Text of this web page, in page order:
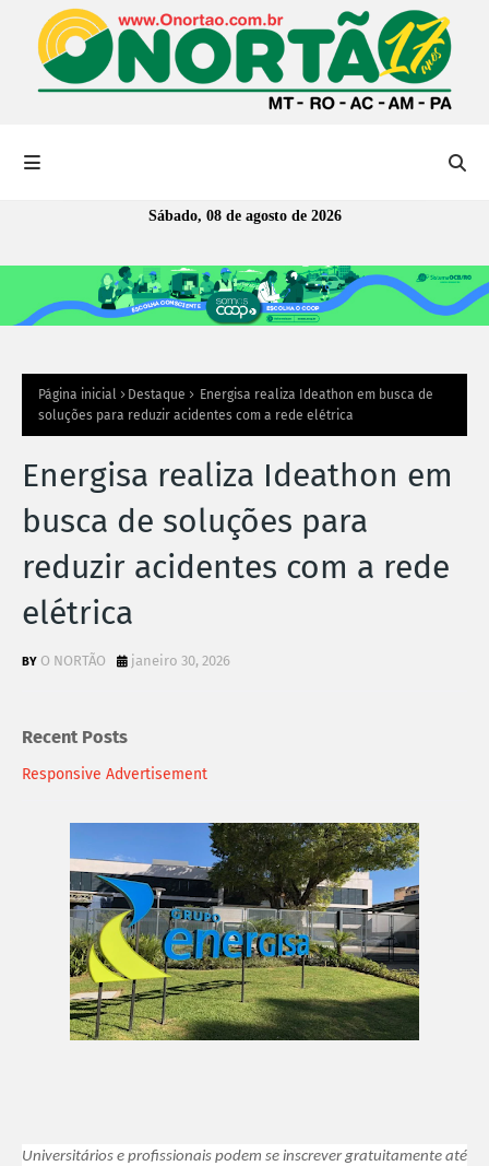
Sábado, 08 de agosto de 2026
Página inicial Destaque
Energisa realiza Ideathon em busca de
soluções para reduzir acidentes com a rede elétrica
Energisa realiza Ideathon em
busca de soluções para
reduzir acidentes com a rede
elétrica
O NORTÃO janeiro 30, 2026
Recent Posts
Responsive Advertisement
Universitários e profissionais podem se inscrever gratuitamente até